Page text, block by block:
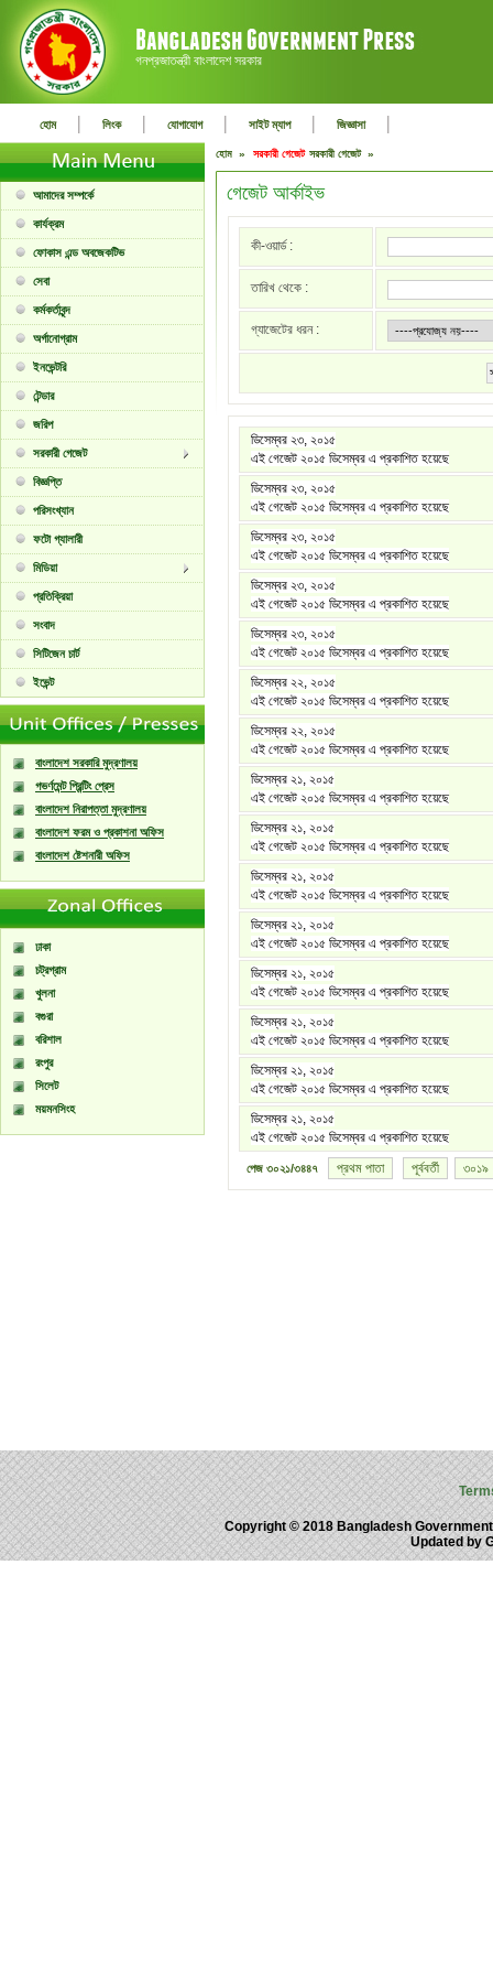
গনপ্রজাতন্ত্রী বাংলাদেশ সরকার
হোম | লিংক | যোগাযোগ | সাইট ম্যাপ | জিজ্ঞাসা |
আমাদের সম্পর্কে
কার্যক্রম
ফোকাস এন্ড অবজেকটিভ
সেবা
কর্মকর্তাবৃন্দ
অর্গানোগ্রাম
ইনভেন্টরি
টেন্ডার
জরিপ
সরকারী গেজেট
বিজ্ঞপ্তি
পরিসংখ্যান
ফটো গ্যালারী
মিডিয়া
প্রতিক্রিয়া
সংবাদ
সিটিজেন চার্ট
ইভেন্ট
বাংলাদেশ সরকারি মুদ্রণালয়
গভর্ণমেন্ট প্রিন্টিং প্রেস
বাংলাদেশ নিরাপত্তা মুদ্রণালয়
বাংলাদেশ ফরম ও প্রকাশনা অফিস
বাংলাদেশ ষ্টেশনারী অফিস
ঢাকা
চট্রগ্রাম
খুলনা
বগুরা
বরিশাল
রংপুর
সিলেট
ময়মনসিংহ
হোম » সরকারী গেজেট সরকারী গেজেট »
গেজেট আর্কাইভ
কী-ওয়ার্ড :
তারিখ থেকে :
গ্যাজেটের ধরন :
ডিসেম্বর ২৩, ২০১৫
এই গেজেট ২০১৫ ডিসেম্বর এ প্রকাশিত হয়েছে
ডিসেম্বর ২৩, ২০১৫
এই গেজেট ২০১৫ ডিসেম্বর এ প্রকাশিত হয়েছে
ডিসেম্বর ২৩, ২০১৫
এই গেজেট ২০১৫ ডিসেম্বর এ প্রকাশিত হয়েছে
ডিসেম্বর ২৩, ২০১৫
এই গেজেট ২০১৫ ডিসেম্বর এ প্রকাশিত হয়েছে
ডিসেম্বর ২৩, ২০১৫
এই গেজেট ২০১৫ ডিসেম্বর এ প্রকাশিত হয়েছে
ডিসেম্বর ২২, ২০১৫
এই গেজেট ২০১৫ ডিসেম্বর এ প্রকাশিত হয়েছে
ডিসেম্বর ২২, ২০১৫
এই গেজেট ২০১৫ ডিসেম্বর এ প্রকাশিত হয়েছে
ডিসেম্বর ২১, ২০১৫
এই গেজেট ২০১৫ ডিসেম্বর এ প্রকাশিত হয়েছে
ডিসেম্বর ২১, ২০১৫
এই গেজেট ২০১৫ ডিসেম্বর এ প্রকাশিত হয়েছে
ডিসেম্বর ২১, ২০১৫
এই গেজেট ২০১৫ ডিসেম্বর এ প্রকাশিত হয়েছে
ডিসেম্বর ২১, ২০১৫
এই গেজেট ২০১৫ ডিসেম্বর এ প্রকাশিত হয়েছে
ডিসেম্বর ২১, ২০১৫
এই গেজেট ২০১৫ ডিসেম্বর এ প্রকাশিত হয়েছে
ডিসেম্বর ২১, ২০১৫
এই গেজেট ২০১৫ ডিসেম্বর এ প্রকাশিত হয়েছে
ডিসেম্বর ২১, ২০১৫
এই গেজেট ২০১৫ ডিসেম্বর এ প্রকাশিত হয়েছে
ডিসেম্বর ২১, ২০১৫
এই গেজেট ২০১৫ ডিসেম্বর এ প্রকাশিত হয়েছে
পেজ ৩০২১/৩৪৪৭ প্রথম পাতা পূর্ববর্তী ৩০১৯
Copyright © 2018 Bangladesh
Updated by